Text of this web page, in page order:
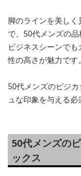
脚のラインを美し
で、50代メンズの品
ビジネスシーンで
性の高さが魅力です。
50代メンズのビジ
ュな印象を与える必
50代メンズの
ックス